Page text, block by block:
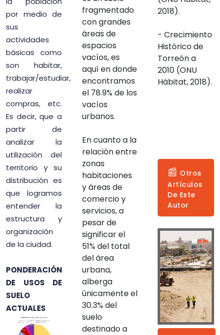
por medio de
sus
actividades
básicas como
son habitar,
trabajar/estudiar,
realizar
compras, etc.
Es decir, que a
partir de
analizar la
utilización del
territorio y su
distribución es
que logramos
entender la
estructura y
organización
de la ciudad.
PONDERACIÓN
DE USOS DE
SUELO
ACTUALES
fragmentado
con grandes
áreas de
espacios
vacíos, es
aquí en donde
encontramos
el 78.9% de los
vacíos
urbanos.
En cuanto a la
relación entre
zonas
habitaciones
y áreas de
comercio y
servicios, a
pesar de
significar el
51% del total
del área
urbana,
alberga
únicamente el
30.3% del
suelo
destinado a
2018).
- Crecimiento
Histórico de
Torreón a
2010 (ONU
Hábitat, 2018).
📰 Otros
Artículos
De Este
Autor